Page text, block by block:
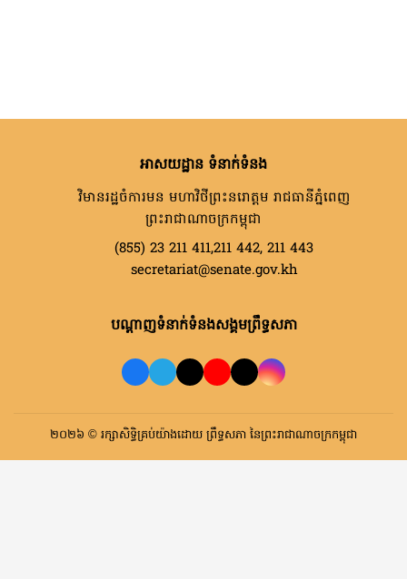
អាសយដ្ឋាន ទំនាក់ទំនង
វិមានរដ្ឋចំការមន មហាវិថីព្រះនរោត្តម រាជធានីភ្នំពេញ
ព្រះរាជាណាចក្រកម្ពុជា
(855) 23 211 411,211 442, 211 443
secretariat@senate.gov.kh
បណ្តាញទំនាក់ទំនងសង្គមព្រឹទ្ធសភា
២០២៦ © រក្សាសិទ្ធិគ្រប់យ៉ាងដោយ ព្រឹទ្ធសភា នៃព្រះរាជាណាចក្រកម្ពុជា